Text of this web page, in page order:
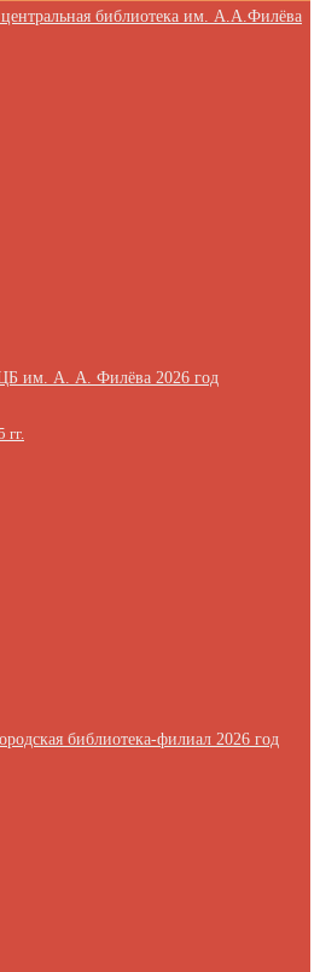
библиотека им. А.А.Филёва
им. А. А. Филёва 2026 год
гг.
библиотека-филиал 2026 год